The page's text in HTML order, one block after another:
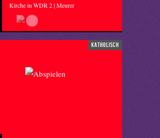
Kirche in WDR 2 | Meurer
katholisch